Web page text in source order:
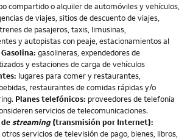
compartido o alquiler de automóviles y vehículos,
de viajes, sitios de descuento de viajes,
trenes de pasajeros, taxis, limusinas,
y autopistas con peaje, estacionamientos al
Gasolina: gasolineras, expendedores de
y estaciones de carga de vehículos
lugares para comer y restaurantes,
restaurantes de comidas rápidas y/o
Planes telefónicos: proveedores de telefonía
servicios de telecomunicaciones.
streaming (transmisión por Internet):
servicios de televisión de pago, bienes, libros,